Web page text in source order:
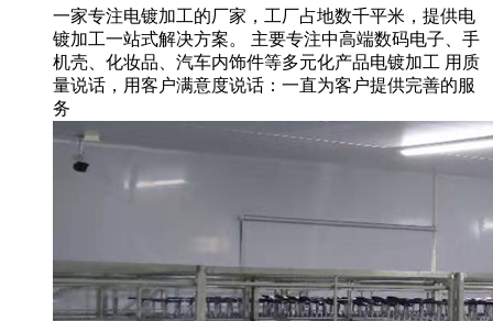
一家专注电镀加工的厂家，工厂占地数千平米，提供电
镀加工一站式解决方案。 主要专注中高端数码电子、手
机壳、化妆品、汽车内饰件等多元化产品电镀加工 用质
量说话，用客户满意度说话：一直为客户提供完善的服
务